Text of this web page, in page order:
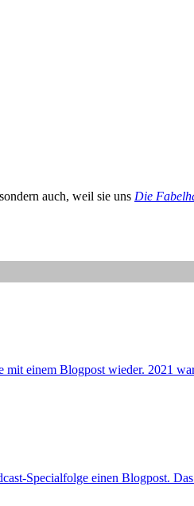
auch, weil sie uns Die
einem Blogpost wieder. 2021
Specialfolge einen Blogpost.